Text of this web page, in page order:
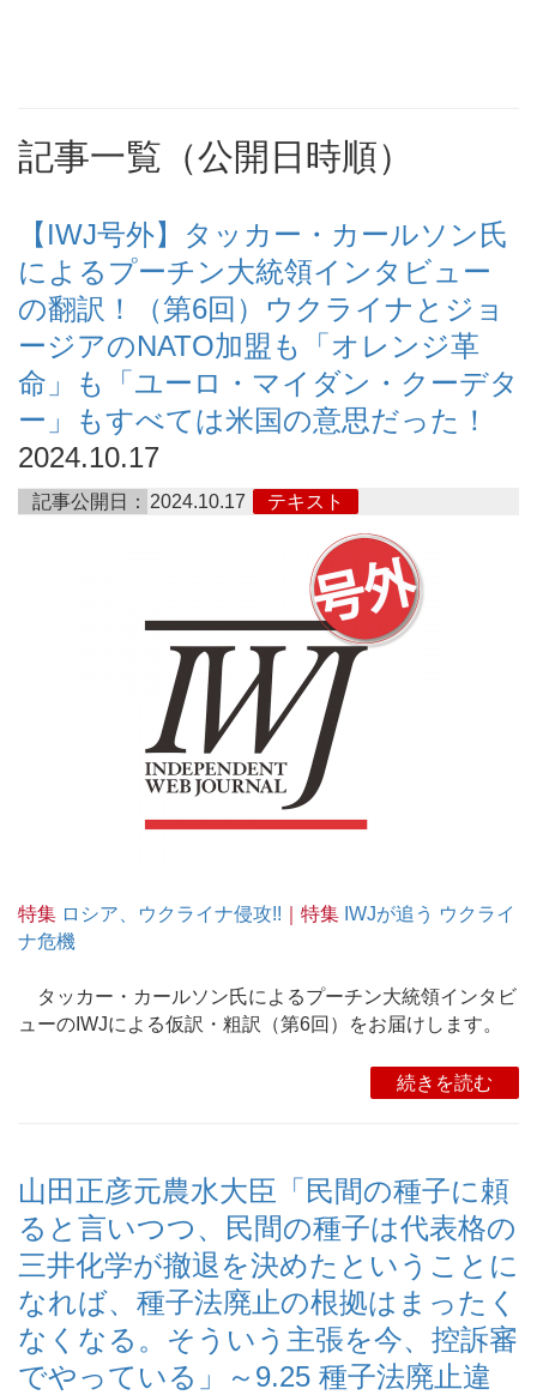
記事一覧（公開日時順）
【IWJ号外】タッカー・カールソン氏
によるプーチン大統領インタビュー
の翻訳！（第6回）ウクライナとジョ
ージアのNATO加盟も「オレンジ革
命」も「ユーロ・マイダン・クーデタ
ー」もすべては米国の意思だった！
2024.10.17
記事公開日： 2024.10.17 テキスト
特集 ロシア、ウクライナ侵攻!! ｜特集 IWJが追う ウクライ
ナ危機
タッカー・カールソン氏によるプーチン大統領インタビ
ューのIWJによる仮訳・粗訳（第6回）をお届けします。
続きを読む
山田正彦元農水大臣「民間の種子に頼
ると言いつつ、民間の種子は代表格の
三井化学が撤退を決めたということに
なれば、種子法廃止の根拠はまったく
なくなる。そういう主張を今、控訴審
でやっている」～9.25 種子法廃止違